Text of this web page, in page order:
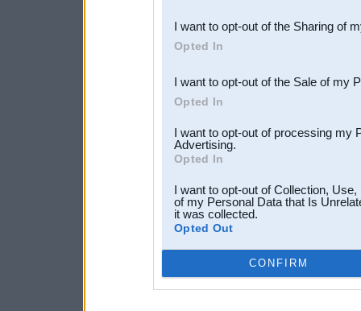
Downstream Participants
third parties.
I want to opt-out of the Sharing of
Opted In
I want to opt-out of the Sale of my
Opted In
I want to opt-out of processing my
Advertising.
Opted In
I want to opt-out of Collection,
of my Personal Data that Is
it was collected.
Opted Out
CONFIRM